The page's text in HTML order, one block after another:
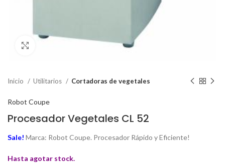
Inicio Utilitarios Cortadoras de vegetales
Robot Coupe
Procesador Vegetales CL 52
Sale! Marca: Robot Coupe. Procesador Rápido y Eficiente!
Hasta agotar stock.